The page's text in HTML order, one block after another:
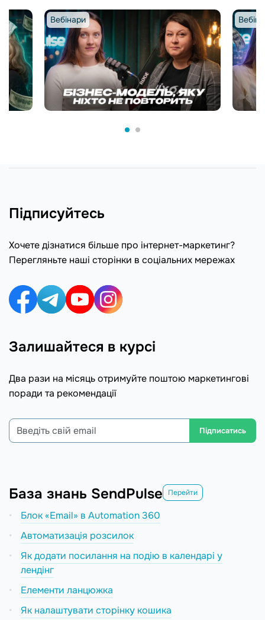
Вебінари
Підписуйтесь
Хочете дізнатися більше про інтернет-маркетинг?
Перегляньте наші сторінки в соціальних мережах
Залишайтеся в курсі
Два рази на місяць отримуйте поштою маркетингові
поради та рекомендації
Підписатись
База знань SendPulse Перейти
Блок «Email» в Automation 360
Автоматизація розсилок
Як додати посилання на подію в календарі у
лендінг
Елементи ланцюжка
Як налаштувати сторінку кошика